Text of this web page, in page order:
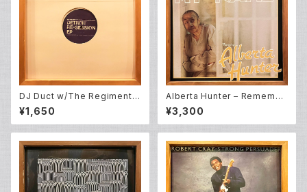
DJ Duct w/The Regiment ‎–
Backyard Edit Pt.6: Detroit
Re-Session EP (12EP)
¥1,650
Alberta Hunter – Remembe
r My Name [O.S.T] (LP)
¥3,300